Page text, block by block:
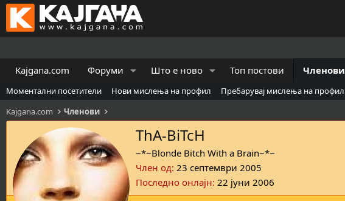
Kajgana.com Форуми Што е ново Топ постови Членови
Моментални посетители Нови мислења на профил
Пребарувај мислења на профил
Kajgana.com
Членови
ThA-BiTcH
~*~Blonde Bitch With a Brain~*~
Член од 23 септември 2005
Последно онлајн 22 јуни 2006